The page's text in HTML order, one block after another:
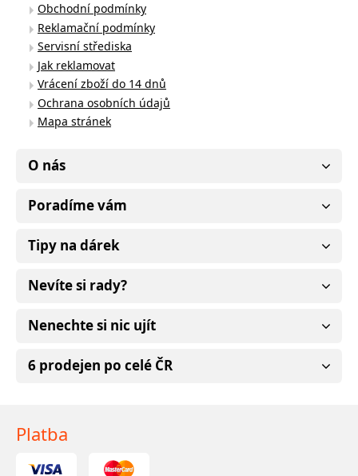
Obchodní podmínky
Reklamační podmínky
Servisní střediska
Jak reklamovat
Vrácení zboží do 14 dnů
Ochrana osobních údajů
Mapa stránek
O nás
Poradíme vám
Tipy na dárek
Nevíte si rady?
Nenechte si nic ujít
6 prodejen po celé ČR
Platba